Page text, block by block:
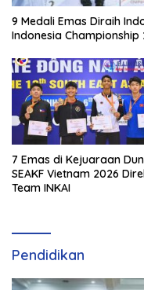
9 Medali Emas Diraih
Indonesia Championship
7 Emas di Kejuaraan
SEAKF Vietnam 2026
Team INKAI
Pendidikan